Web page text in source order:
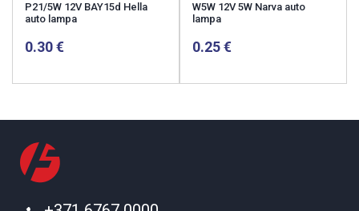
P21/5W 12V BAY15d Hella
auto lampa
0.30
W5W 12V 5W Narva auto
lampa
0.25